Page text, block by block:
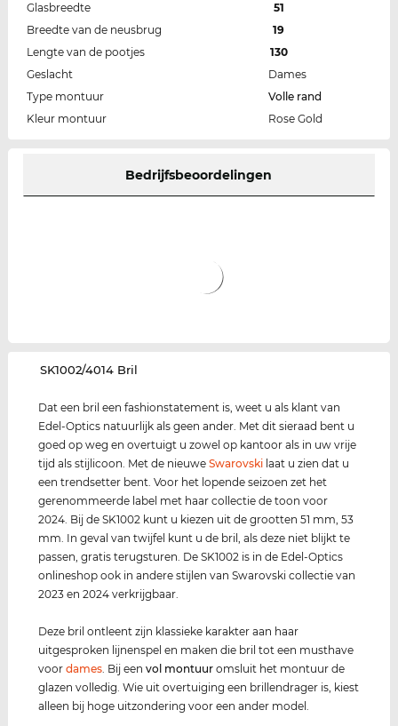
Glasbreedte
51
Breedte van de neusbrug
19
Lengte van de pootjes
130
Geslacht
Dames
Type montuur
Volle rand
Kleur montuur
Rose Gold
Bedrijfsbeoordelingen
‌SK1002/4014 Bril
Dat een bril een fashionstatement is, weet u als klant van
Edel-Optics natuurlijk als geen ander. Met dit sieraad bent u
goed op weg en overtuigt u zowel op kantoor als in uw vrije
tijd als stijlicoon. Met de nieuweSwarovski laat u zien dat u
een trendsetter bent. Voor het lopende seizoen zet het
gerenommeerde label met haar collectie de toon voor
2024. Bij de SK1002 kunt u kiezen uit de grootten 51 mm, 53
mm. In geval van twijfel kunt u de bril, als deze niet blijkt te
passen, gratis terugsturen. De SK1002 is in de Edel-Optics
onlineshop ook in andere stijlen van Swarovski collectie van
2023 en 2024 verkrijgbaar.
Deze bril ontleent zijn klassieke karakter aan haar
uitgesproken lijnenspel en maken die bril tot een musthave
voordames. Bij eenvol montuur omsluit het montuur de
glazen volledig. Wie uit overtuiging een brillendrager is, kiest
alleen bij hoge uitzondering voor een ander model.